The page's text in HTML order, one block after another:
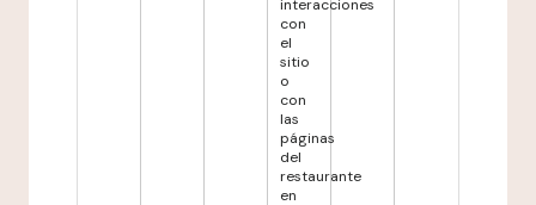
interacciones
con
el
sitio
o
con
las
páginas
del
restaurante
en